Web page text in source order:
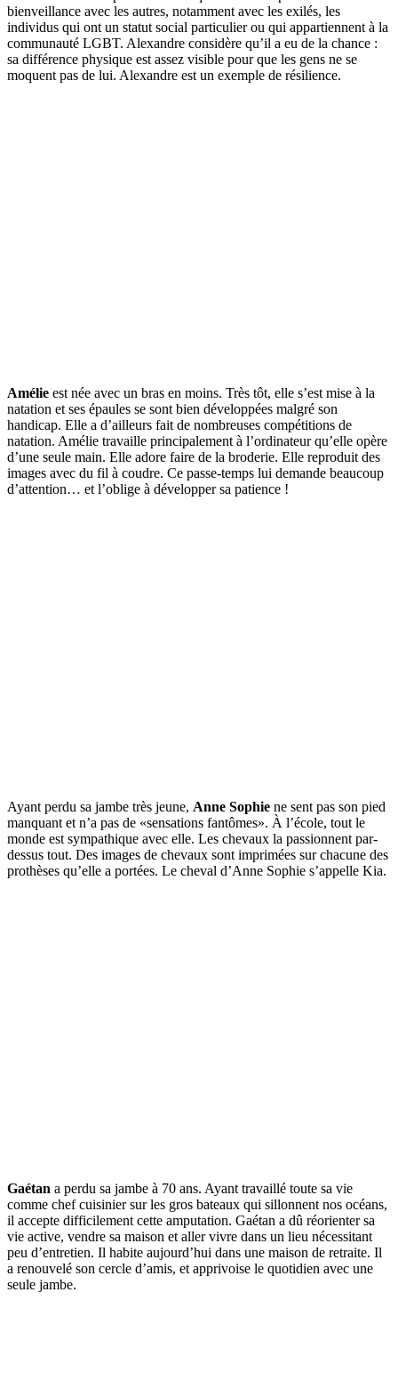
bienveillance avec les autres, notamment avec les exilés, les
individus qui ont un statut social particulier ou qui appartiennent à la
communauté LGBT. Alexandre considère qu’il a eu de la chance :
sa différence physique est assez visible pour que les gens ne se
moquent pas de lui. Alexandre est un exemple de résilience.
Amélie est née avec un bras en moins. Très tôt, elle s’est mise à la
natation et ses épaules se sont bien développées malgré son
handicap. Elle a d’ailleurs fait de nombreuses compétitions de
natation. Amélie travaille principalement à l’ordinateur qu’elle opère
d’une seule main. Elle adore faire de la broderie. Elle reproduit des
images avec du fil à coudre. Ce passe-temps lui demande beaucoup
d’attention… et l’oblige à développer sa patience !
Ayant perdu sa jambe très jeune, Anne Sophie ne sent pas son pied
manquant et n’a pas de «sensations fantômes». À l’école, tout le
monde est sympathique avec elle. Les chevaux la passionnent par-
dessus tout. Des images de chevaux sont imprimées sur chacune des
prothèses qu’elle a portées. Le cheval d’Anne Sophie s’appelle Kia.
Gaétan a perdu sa jambe à 70 ans. Ayant travaillé toute sa vie
comme chef cuisinier sur les gros bateaux qui sillonnent nos océans,
il accepte difficilement cette amputation. Gaétan a dû réorienter sa
vie active, vendre sa maison et aller vivre dans un lieu nécessitant
peu d’entretien. Il habite aujourd’hui dans une maison de retraite. Il
a renouvelé son cercle d’amis, et apprivoise le quotidien avec une
seule jambe.